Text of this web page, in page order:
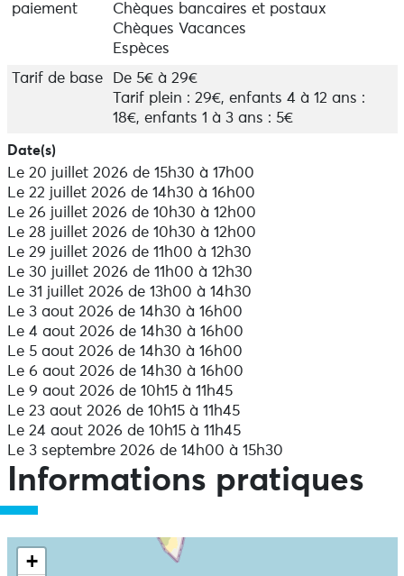
présence, bien qu’espérée, ne peut donc être garantie.
paiement
Chèques bancaires et postaux
Chèques Vacances
Espèces
Tarif de base
De 5€ à 29€
Tarif plein : 29€, enfants 4 à 12 ans :
18€, enfants 1 à 3 ans : 5€
Date(s)
Le 20 juillet 2026 de 15h30 à 17h00
Le 22 juillet 2026 de 14h30 à 16h00
Le 26 juillet 2026 de 10h30 à 12h00
Le 28 juillet 2026 de 10h30 à 12h00
Le 29 juillet 2026 de 11h00 à 12h30
Le 30 juillet 2026 de 11h00 à 12h30
Le 31 juillet 2026 de 13h00 à 14h30
Le 3 aout 2026 de 14h30 à 16h00
Le 4 aout 2026 de 14h30 à 16h00
Le 5 aout 2026 de 14h30 à 16h00
Le 6 aout 2026 de 14h30 à 16h00
Le 9 aout 2026 de 10h15 à 11h45
Le 23 aout 2026 de 10h15 à 11h45
Le 24 aout 2026 de 10h15 à 11h45
Le 3 septembre 2026 de 14h00 à 15h30
Informations pratiques
+